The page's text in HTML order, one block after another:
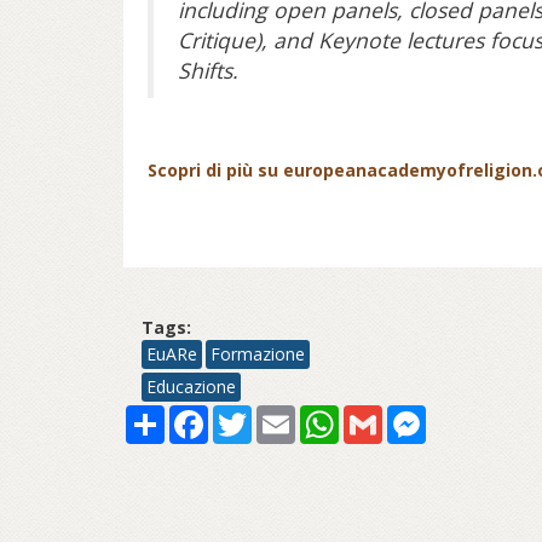
including open panels, closed
Critique), and Keynote lectures
Shifts.
Scopri di più su
Tags:
EuARe
Formazione
Educazione
Share Facebook
TwitterEmail WhatsApp
Gmail